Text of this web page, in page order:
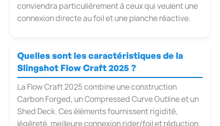
conviendra particulièrement à ceux qui veulent une
connexion directe au foil et une planche réactive.
Quelles sont les caractéristiques de la
Slingshot Flow Craft 2025 ?
La Flow Craft 2025 combine une construction
Carbon Forged, un Compressed Curve Outline et un
Shed Deck. Ces éléments fournissent rigidité,
légèreté, meilleure connexion rider/foil et réduction